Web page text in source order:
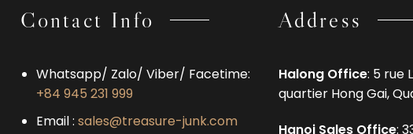
Contact Info
Whatsapp/ Zalo/ Viber/ Facetime:
+84 945 231 999
Email :sales@treasure-junk.com
Address
Halong Office: 5 rue
quartier Hong Gai,
Hanoi Sales Office: